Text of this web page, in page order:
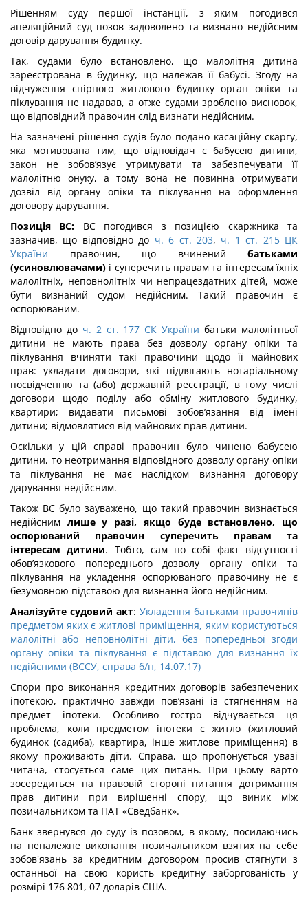
Рішенням суду першої інстанції, з яким погодився
апеляційний суд позов задоволено та визнано недійсним
договір дарування будинку.
Так, судами було встановлено, що малолітня дитина
зареєстрована в будинку, що належав її бабусі. Згоду на
відчуження спірного житлового будинку орган опіки та
піклування не надавав, а отже судами зроблено висновок,
що відповідний правочин слід визнати недійсним.
На зазначені рішення судів було подано касаційну скаргу,
яка мотивована тим, що відповідач є бабусею дитини,
закон не зобов’язує утримувати та забезпечувати її
малолітню онуку, а тому вона не повинна отримувати
дозвіл від органу опіки та піклування на оформлення
договору дарування.
Позиція ВС: ВС погодився з позицією скаржника та
зазначив, що відповідно до ч. 6 ст. 203, ч. 1 ст. 215 ЦК
України правочин, що вчинений батьками
(усиновлювачами) і суперечить правам та інтересам їхніх
малолітніх, неповнолітніх чи непрацездатних дітей, може
бути визнаний судом недійсним. Такий правочин є
оспорюваним.
Відповідно до ч. 2 ст. 177 СК України батьки малолітньої
дитини не мають права без дозволу органу опіки та
піклування вчиняти такі правочини щодо її майнових
прав: укладати договори, які підлягають нотаріальному
посвідченню та (або) державній реєстрації, в тому числі
договори щодо поділу або обміну житлового будинку,
квартири; видавати письмові зобов’язання від імені
дитини; відмовлятися від майнових прав дитини.
Оскільки у цій справі правочин було чинено бабусею
дитини, то неотримання відповідного дозволу органу опіки
та піклування не має наслідком визнання договору
дарування недійсним.
Також ВС було зауважено, що такий правочин визнається
недійсним лише у разі, якщо буде встановлено, що
оспорюваний правочин суперечить правам та
інтересам дитини. Тобто, сам по собі факт відсутності
обов’язкового попереднього дозволу органу опіки та
піклування на укладення оспорюваного правочину не є
безумовною підставою для визнання його недійсним.
Аналізуйте судовий акт: Укладення батьками правочинів
предметом яких є житлові приміщення, яким користуються
малолітні або неповнолітні діти, без попередньої згоди
органу опіки та піклування є підставою для визнання їх
недійсними (ВССУ, справа б/н, 14.07.17)
Спори про виконання кредитних договорів забезпечених
іпотекою, практично завжди пов’язані із стягненням на
предмет іпотеки. Особливо гостро відчувається ця
проблема, коли предметом іпотеки є житло (житловий
будинок (садиба), квартира, інше житлове приміщення) в
якому проживають діти. Справа, що пропонується увазі
читача, стосується саме цих питань. При цьому варто
зосередиться на правовій стороні питання дотримання
прав дитини при вирішенні спору, що виник між
позичальником та ПАТ «Сведбанк».
Банк звернувся до суду із позовом, в якому, посилаючись
на неналежне виконання позичальником взятих на себе
зобов'язань за кредитним договором просив стягнути з
останньої на свою користь кредитну заборгованість у
розмірі 176 801, 07 доларів США.